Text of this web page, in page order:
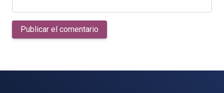
Publicar el comentario